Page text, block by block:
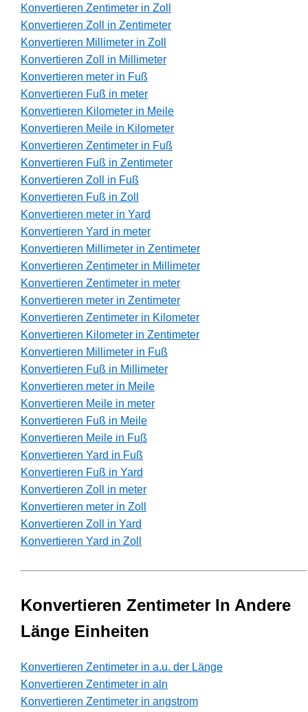
Konvertieren Zentimeter in Zoll
Konvertieren Zoll in Zentimeter
Konvertieren Millimeter in Zoll
Konvertieren Zoll in Millimeter
Konvertieren meter in Fuß
Konvertieren Fuß in meter
Konvertieren Kilometer in Meile
Konvertieren Meile in Kilometer
Konvertieren Zentimeter in Fuß
Konvertieren Fuß in Zentimeter
Konvertieren Zoll in Fuß
Konvertieren Fuß in Zoll
Konvertieren meter in Yard
Konvertieren Yard in meter
Konvertieren Millimeter in Zentimeter
Konvertieren Zentimeter in Millimeter
Konvertieren Zentimeter in meter
Konvertieren meter in Zentimeter
Konvertieren Zentimeter in Kilometer
Konvertieren Kilometer in Zentimeter
Konvertieren Millimeter in Fuß
Konvertieren Fuß in Millimeter
Konvertieren meter in Meile
Konvertieren Meile in meter
Konvertieren Fuß in Meile
Konvertieren Meile in Fuß
Konvertieren Yard in Fuß
Konvertieren Fuß in Yard
Konvertieren Zoll in meter
Konvertieren meter in Zoll
Konvertieren Zoll in Yard
Konvertieren Yard in Zoll
Konvertieren Zentimeter In Andere
Länge Einheiten
Konvertieren Zentimeter in a.u. der Länge
Konvertieren Zentimeter in aln
Konvertieren Zentimeter in angstrom